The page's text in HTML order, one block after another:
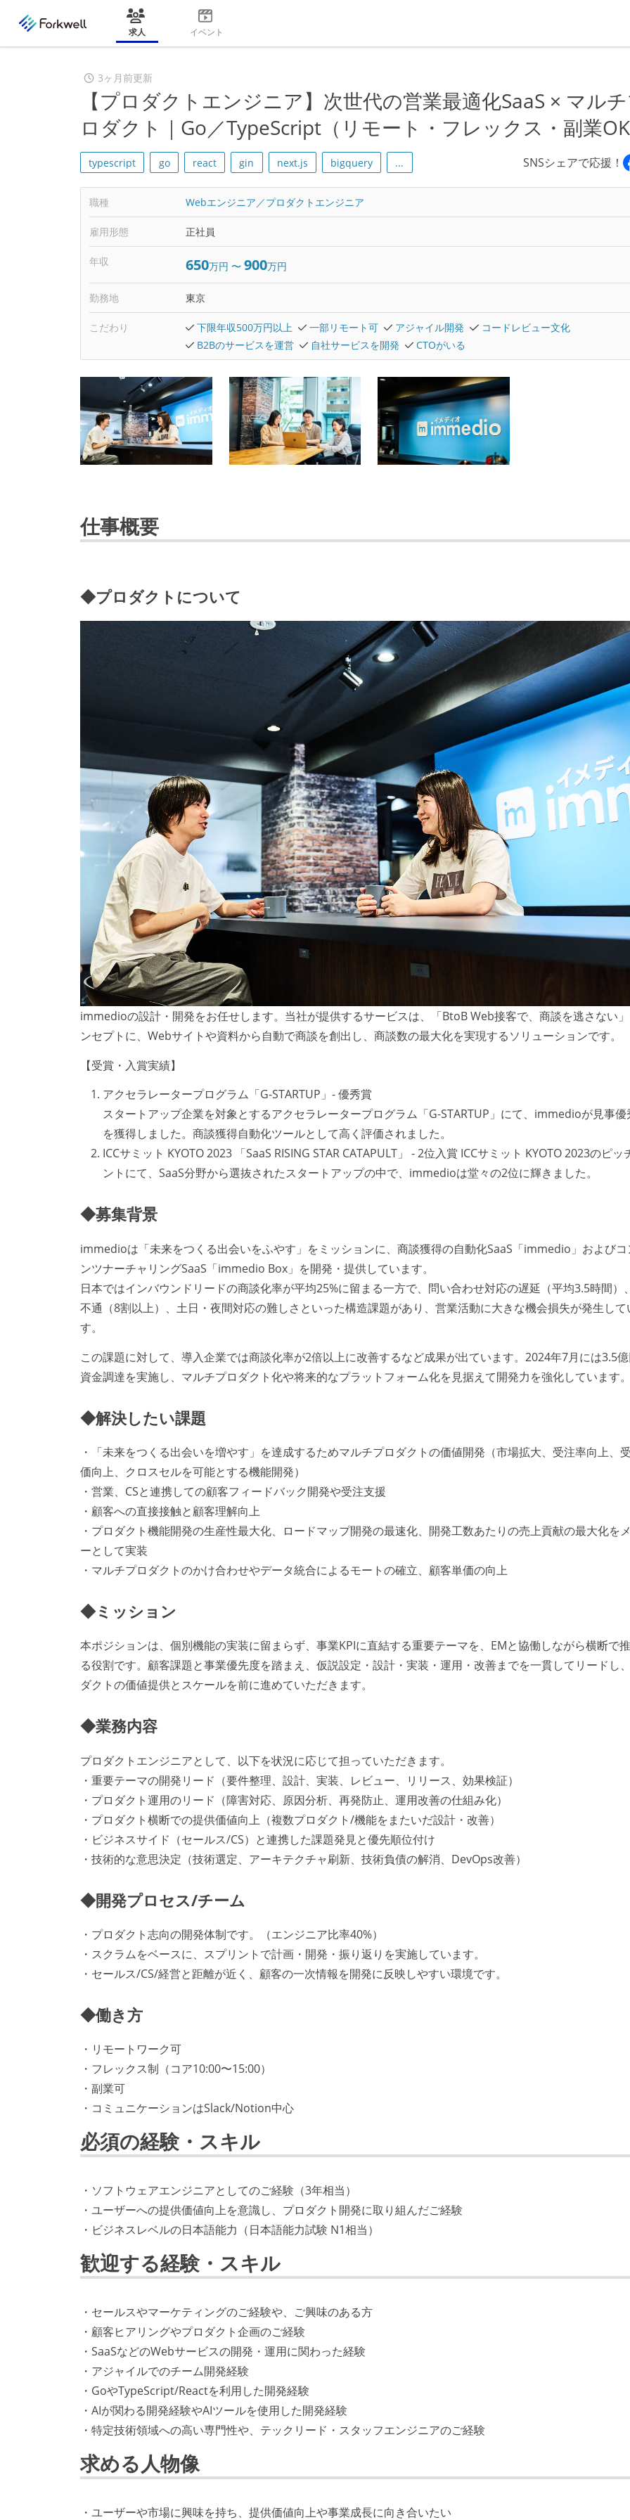
求人 イベント
3ヶ月前更新
【プロダクトエンジニア】次世代の営業最適化SaaS × マル
ロダクト｜Go／TypeScript（リモート・フレックス・副業OK
typescript go react gin next.js bigquery ... SNSシェアで応援！
職種 Webエンジニア／プロダクトエンジニア
雇用形態 正社員
年収 650万円 〜 900万円
勤務地 東京
こだわり 下限年収500万円以上 一部リモート可 アジャイル開発
コードレビュー文化
B2Bのサービスを運営
自社サービスを開発 CTOがいる
仕事概要
◆プロダクトについて
immedioの設計・開発をお任せします。当社が提供するサービスは、「BtoB Web接客で、商談を逃さない
ンセプトに、Webサイトや資料から自動で商談を創出し、商談数の最大化を実現するソリューションです。
【受賞・入賞実績】
アクセラレータープログラム「G-STARTUP」- 優秀賞
スタートアップ企業を対象とするアクセラレータープログラム「G-STARTUP」にて、immedioが見事優
を獲得しました。商談獲得自動化ツールとして高く評価されました。
ICCサミット KYOTO 2023 「SaaS RISING STAR CATAPULT」 - 2位入賞 ICCサミット KYOTO 2023のピッ
ントにて、SaaS分野から選抜されたスタートアップの中で、immedioは堂々の2位に輝きました。
◆募集背景
immedioは「未来をつくる出会いをふやす」をミッションに、商談獲得の自動化SaaS「immedio」およびコ
ンツナーチャリングSaaS「immedio Box」を開発・提供しています。
日本ではインバウンドリードの商談化率が平均25%に留まる一方で、問い合わせ対応の遅延（平均3.5時間）
不通（8割以上）、土日・夜間対応の難しさといった構造課題があり、営業活動に大きな機会損失が発生して
す。
この課題に対して、導入企業では商談化率が2倍以上に改善するなど成果が出ています。2024年7月には3.5
資金調達を実施し、マルチプロダクト化や将来的なプラットフォーム化を見据えて開発力を強化しています。
◆解決したい課題
・「未来をつくる出会いを増やす」を達成するためマルチプロダクトの価値開発（市場拡大、受注率向上、
価向上、クロスセルを可能とする機能開発）
・営業、CSと連携しての顧客フィードバック開発や受注支援
・顧客への直接接触と顧客理解向上
・プロダクト機能開発の生産性最大化、ロードマップ開発の最速化、開発工数あたりの売上貢献の最大化を
ーとして実装
・マルチプロダクトのかけ合わせやデータ統合によるモートの確立、顧客単価の向上
◆ミッション
本ポジションは、個別機能の実装に留まらず、事業KPIに直結する重要テーマを、EMと協働しながら横断で
る役割です。顧客課題と事業優先度を踏まえ、仮説設定・設計・実装・運用・改善までを一貫してリードし
ダクトの価値提供とスケールを前に進めていただきます。
◆業務内容
プロダクトエンジニアとして、以下を状況に応じて担っていただきます。
・重要テーマの開発リード（要件整理、設計、実装、レビュー、リリース、効果検証）
・プロダクト運用のリード（障害対応、原因分析、再発防止、運用改善の仕組み化）
・プロダクト横断での提供価値向上（複数プロダクト/機能をまたいだ設計・改善）
・ビジネスサイド（セールス/CS）と連携した課題発見と優先順位付け
・技術的な意思決定（技術選定、アーキテクチャ刷新、技術負債の解消、DevOps改善）
◆開発プロセス/チーム
・プロダクト志向の開発体制です。（エンジニア比率40%）
・スクラムをベースに、スプリントで計画・開発・振り返りを実施しています。
・セールス/CS/経営と距離が近く、顧客の一次情報を開発に反映しやすい環境です。
◆働き方
・リモートワーク可
・フレックス制（コア10:00〜15:00）
・副業可
・コミュニケーションはSlack/Notion中心
必須の経験・スキル
・ソフトウェアエンジニアとしてのご経験（3年相当）
・ユーザーへの提供価値向上を意識し、プロダクト開発に取り組んだご経験
・ビジネスレベルの日本語能力（日本語能力試験 N1相当）
歓迎する経験・スキル
・セールスやマーケティングのご経験や、ご興味のある方
・顧客ヒアリングやプロダクト企画のご経験
・SaaSなどのWebサービスの開発・運用に関わった経験
・アジャイルでのチーム開発経験
・GoやTypeScript/Reactを利用した開発経験
・AIが関わる開発経験やAIツールを使用した開発経験
・特定技術領域への高い専門性や、テックリード・スタッフエンジニアのご経験
求める人物像
・ユーザーや市場に興味を持ち、提供価値向上や事業成長に向き合いたい